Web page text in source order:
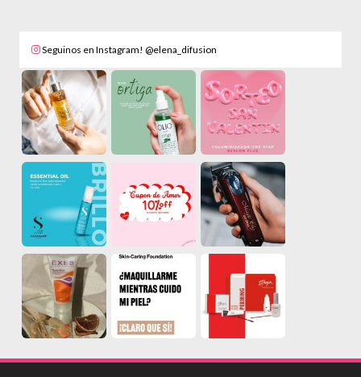
Seguinos en Instagram! @elena_difusion